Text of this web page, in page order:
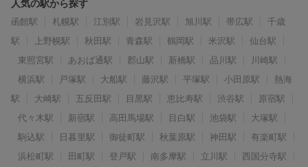
人気の駅から探す
函館駅 札幌駅 江別駅 岩見沢駅 旭川駅 帯広駅
千歳
駅
上野幌駅 秋田駅 青森駅 鶴岡駅 米沢駅
仙台駅
東照宮駅
あおば通駅 郡山駅 新橋駅 品川駅
川崎駅
横浜駅
戸塚駅 大船駅 藤沢駅 平塚駅 小田原駅
熱海
駅
大崎駅 五反田駅 目黒駅 恵比寿駅 渋谷駅
原宿駅
代々木駅
新宿駅 高田馬場駅 目白駅 池袋駅
大塚駅
駒込駅
日暮里駅 御徒町駅 秋葉原駅 神田駅
有楽町駅
浜松町駅
田町駅 登戸駅 南多摩駅 立川駅
西国分寺駅